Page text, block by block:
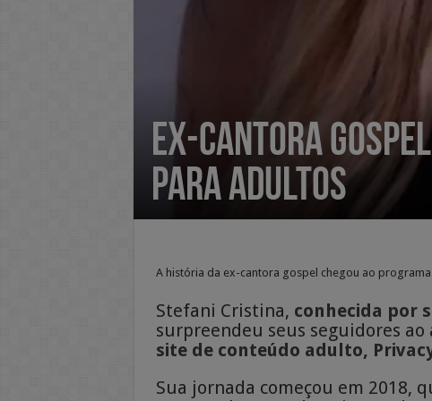
Ex-cantora
para adultos
A história da ex-cantora gospel chegou ao
Stefani Cristina, conhecida por
surpreendeu seus seguidores
site de conteúdo adulto,
Sua jornada começou em 2018,